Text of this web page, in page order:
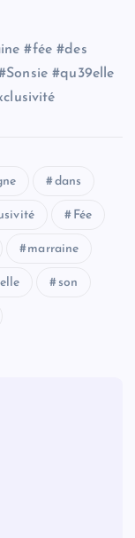
#fée #des
#qu39elle
dans
Fée
marraine
son